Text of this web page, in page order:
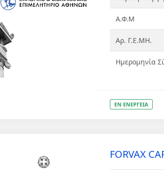
Α.Φ.Μ
Αρ. Γ.Ε.ΜΗ.
Ημερομηνία
ΕΝ ΕΝΕΡΓΕΙΑ
FORVAX